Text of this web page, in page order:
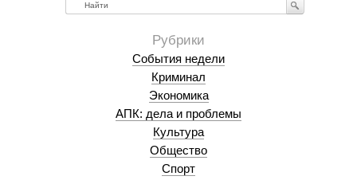
Найти
События недели
Криминал
Экономика
АПК: дела и проблемы
Культура
Общество
Спорт